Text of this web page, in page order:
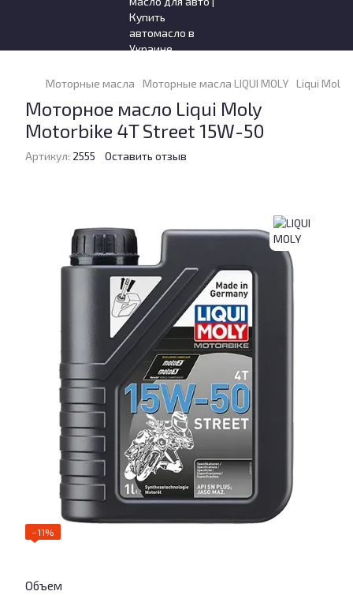
Моторные масла Моторные масла LIQUI MOLY Liqui Moly
Моторное масло Liqui Moly
Motorbike 4T Street 15W-50
Артикул: 2555 Оставить отзыв
−11%
Объем